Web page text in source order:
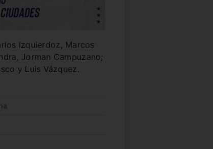
Izquierdoz, Marcos
Jorman Campuzano;
y Luis Vázquez.